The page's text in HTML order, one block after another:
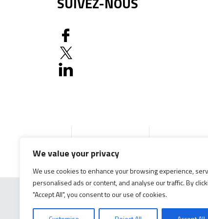
We value your privacy
We use cookies to enhance your browsing experience,
personalised ads or content, and analyse our traffic. By
"Accept All", you consent to our use of cookies.
Accueil Produits